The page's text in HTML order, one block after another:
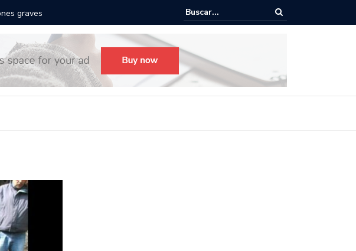
Todo listo para el Festival Desfile Día de Muertos 2025 en Guadalajara